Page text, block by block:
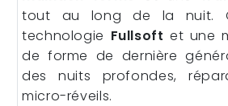
tout au long de la nuit.
technologie Fullsoft et une
de forme de dernière
des nuits profondes,
micro-réveils.